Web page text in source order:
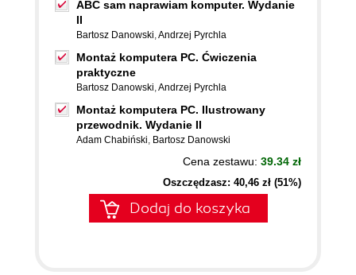
ABC sam naprawiam komputer. Wydanie
II
Bartosz Danowski,Andrzej Pyrchla
Montaż komputera PC. Ćwiczenia
praktyczne
Bartosz Danowski,Andrzej Pyrchla
Montaż komputera PC. Ilustrowany
przewodnik. Wydanie II
Adam Chabiński, Bartosz Danowski
Cena zestawu: 39.34 zł
Oszczędzasz: 40,46 zł (51%)
Dodaj do koszyka